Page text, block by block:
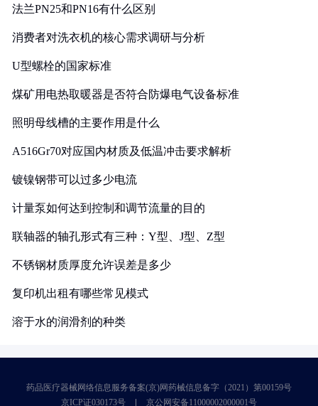
法兰PN25和PN16有什么区别
消费者对洗衣机的核心需求调研与分析
U型螺栓的国家标准
煤矿用电热取暖器是否符合防爆电气设备标准
照明母线槽的主要作用是什么
A516Gr70对应国内材质及低温冲击要求解析
镀镍钢带可以过多少电流
计量泵如何达到控制和调节流量的目的
联轴器的轴孔形式有三种：Y型、J型、Z型
不锈钢材质厚度允许误差是多少
复印机出租有哪些常见模式
溶于水的润滑剂的种类
药品医疗器械网络信息服务备案(京)网药械信息备字（2021）第00159号
京ICP证030173号
京公网安备11000002000001号